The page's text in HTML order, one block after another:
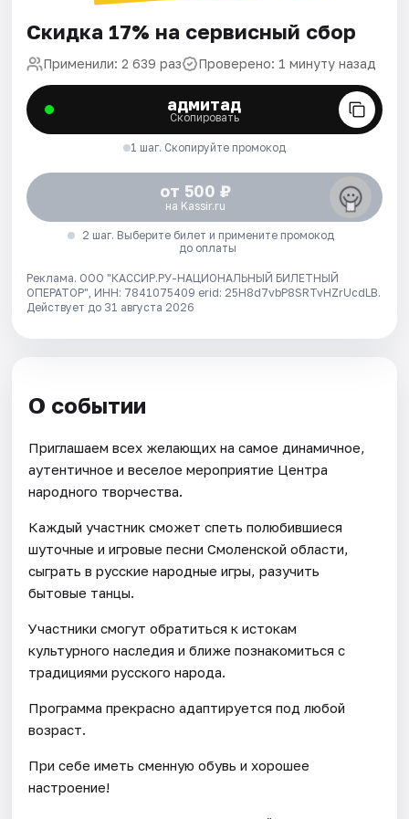
Скидка 17% на сервисный сбор
Применили: 2 639 раз Проверено: 1 минуту назад
адмитад
Скопировать
1 шаг. Скопируйте промокод
от 500 ₽
на Kassir.ru
2 шаг. Выберите билет и примените промокод
до оплаты
Реклама. ООО "КАССИР.РУ-НАЦИОНАЛЬНЫЙ БИЛЕТНЫЙ
ОПЕРАТОР", ИНН: 7841075409 erid: 25H8d7vbP8SRTvHZrUcdLB.
Действует до 31 августа 2026
О событии
Приглашаем всех желающих на самое динамичное,
аутентичное и веселое мероприятие Центра
народного творчества.
Каждый участник сможет спеть полюбившиеся
шуточные и игровые песни Смоленской области,
сыграть в русские народные игры, разучить
бытовые танцы.
Участники смогут обратиться к истокам
культурного наследия и ближе познакомиться с
традициями русского народа.
Программа прекрасно адаптируется под любой
возраст.
При себе иметь сменную обувь и хорошее
настроение!